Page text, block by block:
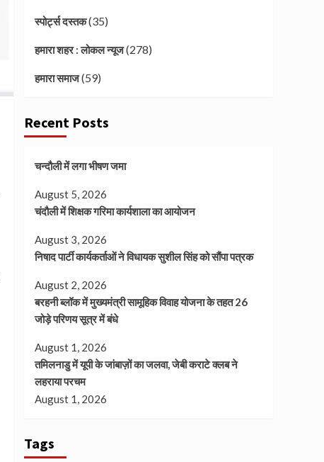
स्पोर्ट्स दस्तक(35)
हमारा शहर : लोकल न्यूज(278)
हमारा समाज(59)
Recent Posts
चन्दौली में लगा भीषण जमा
August 5, 2026
चंदौली में शिक्षक गरिमा कार्यशाला का आयोजन
August 3, 2026
निषाद पार्टी कार्यकर्ताओं ने विधायक सुशील सिंह को सौंपा पत्रक
August 2, 2026
बरहनी ब्लॉक में मुख्यमंत्री सामूहिक विवाह योजना के तहत 26
जोड़े परिणय सूत्र में बंधे
August 1, 2026
तमिलनाडु में यूपी के जांबाज़ों का जलवा, जेबी कराटे क्लब ने
लहराया परचम
August 1, 2026
Tags